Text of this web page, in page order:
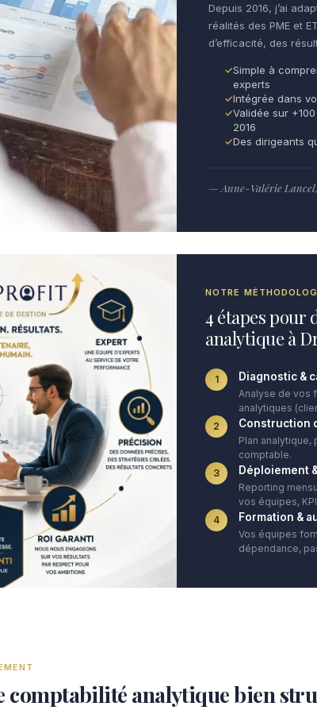
Depuis 2016, j’ai
réalités des PME et
d’efficacité, des
Simple à
experts
Intégrée dans
Validée sur
2016
Des dirigeants
— Anne-Valérie
NOTRE
4 étapes pour
analytique à
1 Diagnostic &
Analyse de vos
analytiques
2
Construction
Plan analytique,
comptable.
3
Déploiement
Reporting
vos équipes,
4
Formation &
Vos équipes
dépendance,
comptabilité analytique bien